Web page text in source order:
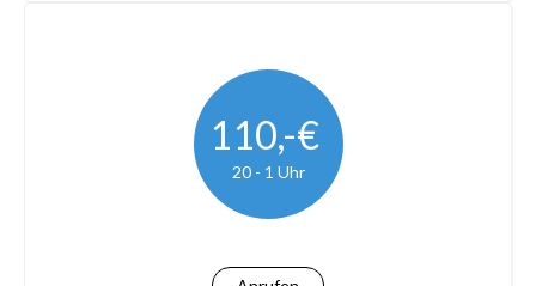
110,-€
20 - 1 Uhr